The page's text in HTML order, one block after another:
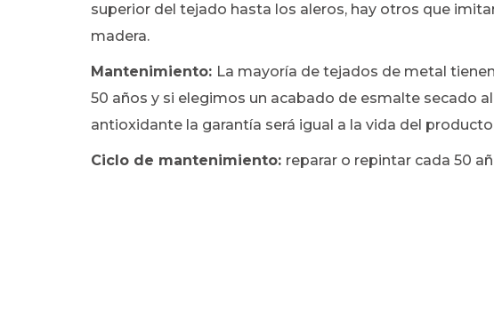
superior del tejado hasta los aleros, hay otros que
madera.
Mantenimiento: La mayoría de tejados de metal
50 años y si elegimos un acabado de esmalte secado
antioxidante la garantía será igual a la vida del
Ciclo de mantenimiento: reparar o repintar cada 50